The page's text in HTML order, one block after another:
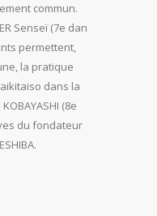
commun.
Senseï (7e dan
permettent,
la pratique
dans la
(8e
du fondateur